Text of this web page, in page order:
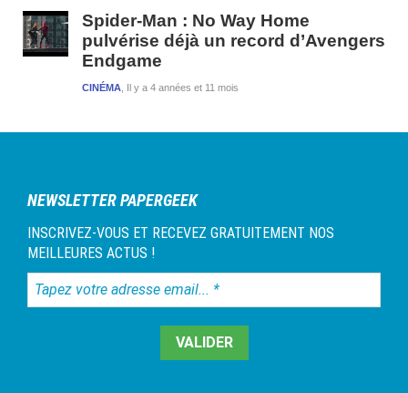
Spider-Man : No Way Home
pulvérise déjà un record d’Avengers
Endgame
Il y a 4 années et 11 mois
CINÉMA
NEWSLETTER PAPERGEEK
INSCRIVEZ-VOUS ET RECEVEZ GRATUITEMENT NOS
MEILLEURES ACTUS !
Tapez
votre